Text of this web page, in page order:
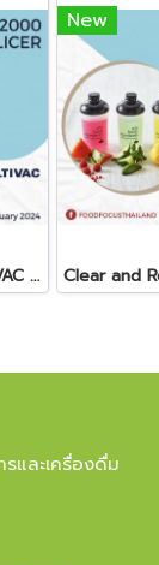
THE SLX 2000 MULTIVAC SLICER
New
และเครื่องดื่ม